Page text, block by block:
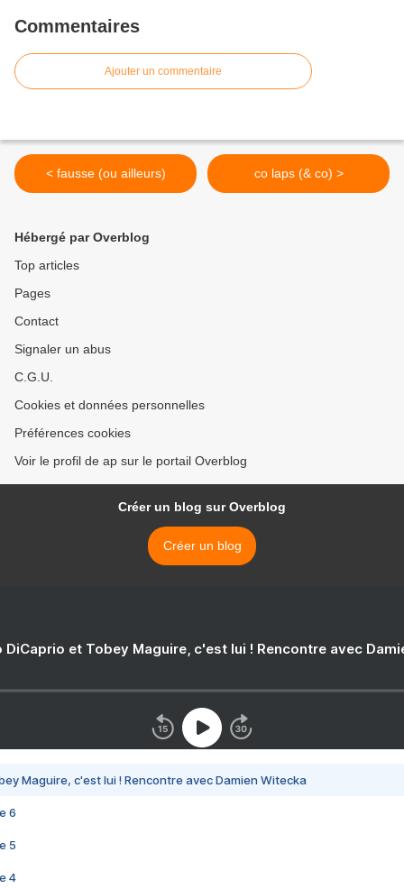
Commentaires
Ajouter un commentaire
< fausse (ou ailleurs) co laps (& co) >
Hébergé par Overblog
Top articles
Pages
Contact
Signaler un abus
C.G.U.
Cookies et données personnelles
Préférences cookies
Voir le profil de ap sur le portail Overblog
Créer un blog sur Overblog
Créer un blog
DiCaprio et Tobey Maguire, c'est lui ! Rencontre avec
Maguire, c'est lui ! Rencontre avec Damien Witecka
6
5
4